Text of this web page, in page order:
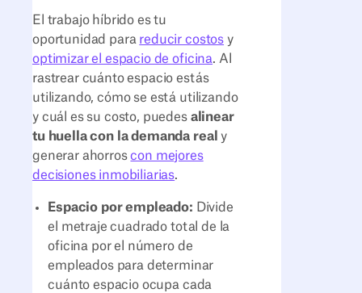
El trabajo híbrido es tu
oportunidad para reducir costos y
optimizar el espacio de oficina. Al
rastrear cuánto espacio estás
utilizando, cómo se está utilizando
y cuál es su costo, puedes alinear
tu huella con la demanda real y
generar ahorroscon mejores
decisiones inmobiliarias.
Espacio por empleado: Divide
el metraje cuadrado total de la
oficina por el número de
empleados para determinar
cuánto espacio ocupa cada